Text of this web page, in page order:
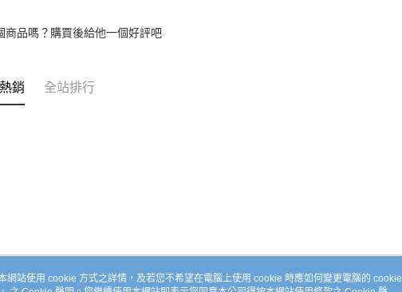
商品嗎？購買後給他一個好評吧
銷 全站排行
網站使用 cookie 方式之詳情，及若您不希望在電腦上使用 cookie 時應如何變更電腦的 cookie